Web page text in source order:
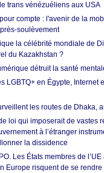
trans vénézuéliens aux USA
compte : l'avenir de la
soulèvement
la célébrité mondiale de
du Kazakhstan ?
détruit la santé
LGBTQ+ en Égypte, Internet
les routes de Dhaka,
loi qui imposerait de vastes
à l’étranger
la dissidence
Les États membres de
Europe risquent de se